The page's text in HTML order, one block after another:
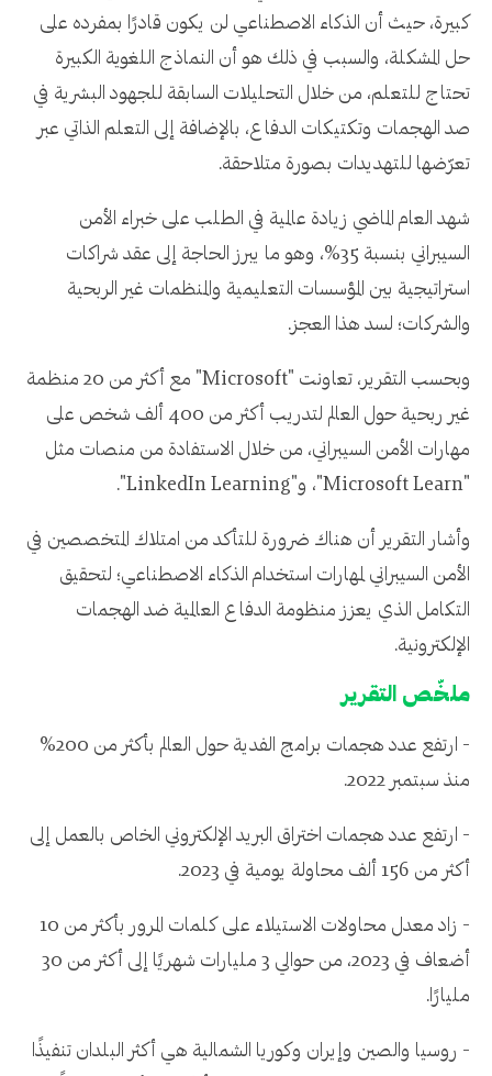
كبيرة، حيث أن الذكاء الاصطناعي لن يكون قادرًا بمفرده على
حل المشكلة، والسبب في ذلك هو أن النماذج اللغوية الكبيرة
تحتاج للتعلم، من خلال التحليلات السابقة للجهود البشرية في
صد الهجمات وتكتيكات الدفاع، بالإضافة إلى التعلم الذاتي عبر
تعرّضها للتهديدات بصورة متلاحقة.
شهد العام الماضي زيادة عالمية في الطلب على خبراء الأمن
السيبراني بنسبة 35%، وهو ما يبرز الحاجة إلى عقد شراكات
استراتيجية بين المؤسسات التعليمية والمنظمات غير الربحية
والشركات؛ لسد هذا العجز.
وبحسب التقرير، تعاونت "Microsoft" مع أكثر من 20 منظمة
غير ربحية حول العالم لتدريب أكثر من 400 ألف شخص على
مهارات الأمن السيبراني، من خلال الاستفادة من منصات مثل
"Microsoft Learn"، و"LinkedIn Learning".
وأشار التقرير أن هناك ضرورة للتأكد من امتلاك المتخصصين في
الأمن السيبراني لمهارات استخدام الذكاء الاصطناعي؛ لتحقيق
التكامل الذي يعزز منظومة الدفاع العالمية ضد الهجمات
الإلكترونية.
ملخّص التقرير
- ارتفع عدد هجمات برامج الفدية حول العالم بأكثر من 200%
منذ سبتمبر 2022.
- ارتفع عدد هجمات اختراق البريد الإلكتروني الخاص بالعمل إلى
أكثر من 156 ألف محاولة يومية في 2023.
- زاد معدل محاولات الاستيلاء على كلمات المرور بأكثر من 10
أضعاف في 2023، من حوالي 3 مليارات شهريًا إلى أكثر من 30
مليارًا.
- روسيا والصين وإيران وكوريا الشمالية هي أكثر البلدان تنفيذًا